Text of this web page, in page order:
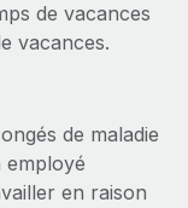
de vacances
vacances.
de maladie
employé
en raison